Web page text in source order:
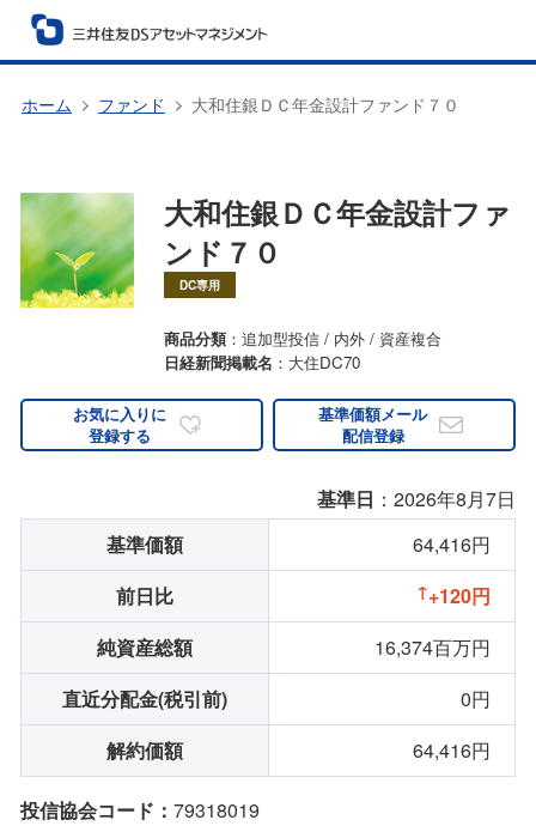
ホーム ファンド 大和住銀ＤＣ年金設計ファンド７０
大和住銀ＤＣ年金設計ファ
ンド７０
DC専用
商品分類：追加型投信 / 内外 / 資産複合
日経新聞掲載名 ：大住DC70
お気に入りに
登録する
基準価額メール
配信登録
基準日 ：2026年8月7日
基準価額
64,416円
前日比
+120円
純資産総額
16,374百万円
直近分配金(税引前)
0円
解約価額
64,416円
投信協会コード： 79318019